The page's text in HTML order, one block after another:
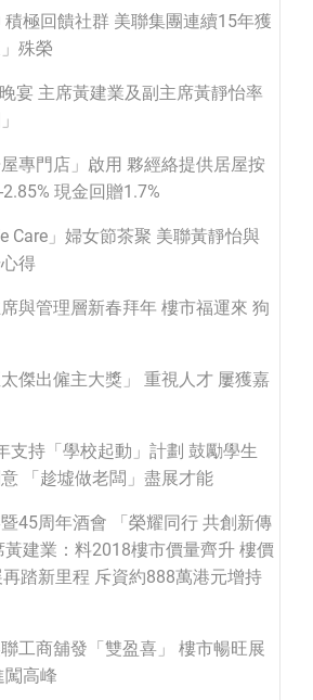
極回饋社群 美聯集團連續15年獲
殊榮
宴 主席黃建業及副主席黃靜怡率
專門店」啟用 夥經絡提供居屋按
現金回贈1.7%
Care」婦女節茶聚 美聯黃靜怡與
得
與管理層新春拜年 樓市福運來 狗
傑出僱主大獎」 重視人才 屢獲嘉
支持「學校起動」計劃 鼓勵學生
「趁墟做老闆」盡展才能
45周年酒會 「榮耀同行 共創新傳
黃建業：料2018樓市價量齊升 樓價
踏新里程 斥資約888萬港元增持
工商舖發「雙盈喜」 樓市暢旺展
闖高峰